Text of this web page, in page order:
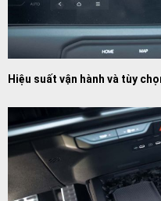
Hiệu suất vận hành và tùy